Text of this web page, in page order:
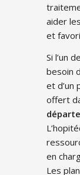
aider
et
Si l’un
besoin
et d’un
offert
en
Les